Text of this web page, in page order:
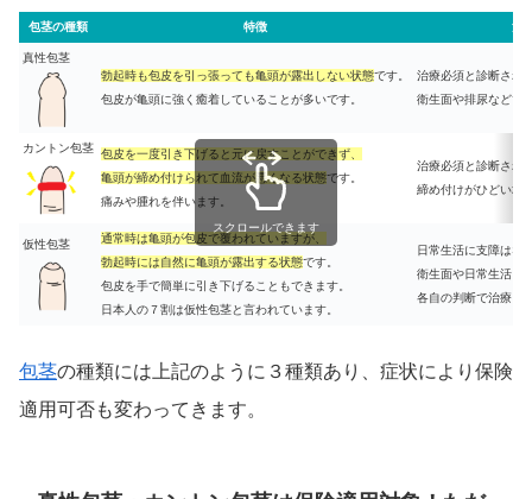
包茎の種類 特徴 治
真性包茎
勃起時も包皮を引っ張っても亀頭が露出しない状態です。
包皮が亀頭に強く癒着していることが多いです。
治療必須と診断され
衛生面や排尿などで
カントン包茎 包皮を一度引き下げると元に戻すことができず、
亀頭が締め付けられて血流が悪くなる状態です。
痛みや腫れを伴います。
治療必須と診断され
締め付けがひどい場
仮性包茎
通常時は亀頭が包皮で覆われていますが、
勃起時には自然に亀頭が露出する状態です。
包皮を手で簡単に引き下げることもできます。
日本人の７割は仮性包茎と言われています。
日常生活に支障はな
衛生面や日常生活に
各自の判断で治療を
スクロールできます
包茎の種類には上記のように３種類あり、症状により保険
適用可否も変わってきます。